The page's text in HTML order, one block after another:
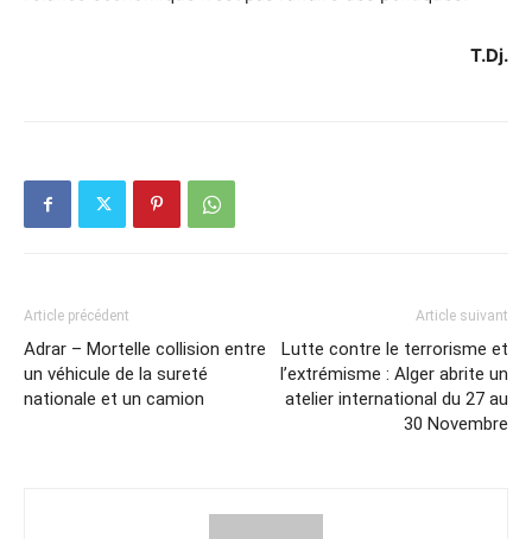
T.Dj.
Article précédent
Adrar – Mortelle collision entre
un véhicule de la sureté
nationale et un camion
Article suivant
Lutte contre le terrorisme et
l’extrémisme : Alger abrite un
atelier international du 27 au
30 Novembre